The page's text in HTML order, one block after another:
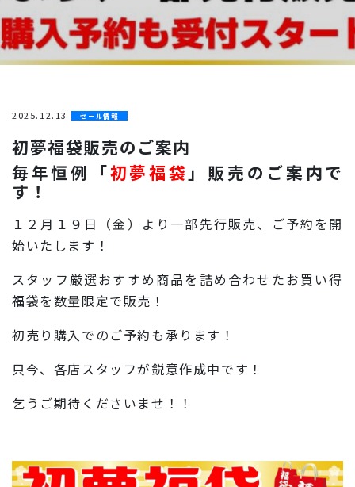
2025.12.13 セール情報
初夢福袋販売のご案内
毎年恒例「初夢福袋」販売のご案内で
す！
１２月１９日（金）より一部先行販売、ご予約を開
始いたします！
スタッフ厳選おすすめ商品を詰め合わせたお買い得
福袋を数量限定で販売！
初売り購入でのご予約も承ります！
只今、各店スタッフが鋭意作成中です！
乞うご期待くださいませ！！